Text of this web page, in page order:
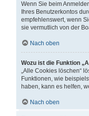
Wenn Sie beim
Ihres Benutzerkontos
empfehlenswert, wenn
sie vermutlich von der
Nach oben
Wozu ist die Funktion
„Alle Cookies löschen“
Funktionen, wie
haben, kann es helfen,
Nach oben